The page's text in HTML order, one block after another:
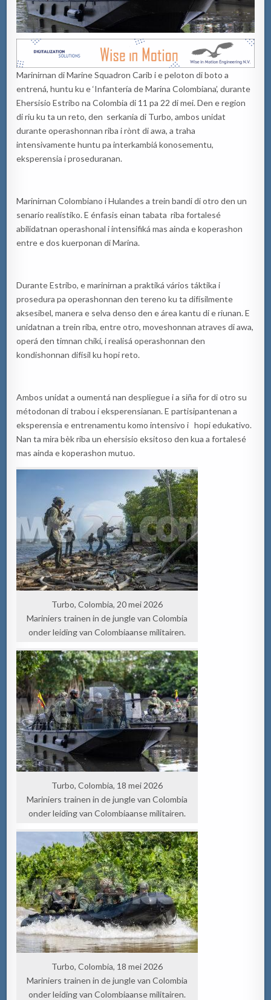
Marinirnan di Marine Squadron Carib i e peloton di boto a
entrená, huntu ku e ‘Infantería de Marina Colombiana’, durante
Ehersisio Estribo na Colombia di 11 pa 22 di mei. Den e region
di riu ku ta un reto, den serkania di Turbo, ambos unidat
durante operashonnan riba i rònt di awa, a traha
intensivamente huntu pa interkambiá konosementu,
eksperensia i proseduranan.
Marinirnan Colombiano i Hulandes a trein bandi di otro den un
senario realístiko. E énfasis einan tabata riba fortalesé
abilidatnan operashonal i intensifiká mas ainda e koperashon
entre e dos kuerponan di Marina.
Durante Estribo, e marinirnan a praktiká vários táktika i
prosedura pa operashonnan den tereno ku ta difísilmente
aksesibel, manera e selva denso den e área kantu di e riunan. E
unidatnan a trein riba, entre otro, moveshonnan atraves di awa,
operá den timnan chikí, i realisá operashonnan den
kondishonnan difísil ku hopi reto.
Ambos unidat a oumentá nan despliegue i a siña for di otro su
métodonan di trabou i eksperensianan. E partisipantenan a
eksperensia e entrenamentu komo intensivo i hopi edukativo.
Nan ta mira bèk riba un ehersisio eksitoso den kua a fortalesé
mas ainda e koperashon mutuo.
Turbo, Colombia, 20 mei 2026
Mariniers trainen in de jungle van Colombia
onder leiding van Colombiaanse militairen.
Turbo, Colombia, 18 mei 2026
Mariniers trainen in de jungle van Colombia
onder leiding van Colombiaanse militairen.
Turbo, Colombia, 18 mei 2026
Mariniers trainen in de jungle van Colombia
onder leiding van Colombiaanse militairen.